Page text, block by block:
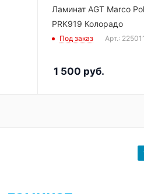
Ламинат AGT Marco
PRK919 Колорадо
Под заказ Арт.: 225011
1 500 руб.